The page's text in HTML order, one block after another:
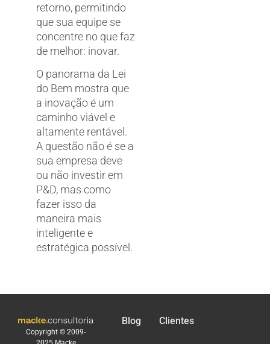
retorno, permitindo
que sua equipe se
concentre no que faz
de melhor: inovar.
O panorama da Lei
do Bem mostra que
a inovação é um
caminho viável e
altamente rentável.
A questão não é se a
sua empresa deve
ou não investir em
P&D, mas como
fazer isso da
maneira mais
inteligente e
estratégica possível.
Copyright © 2009-
Blog Clientes